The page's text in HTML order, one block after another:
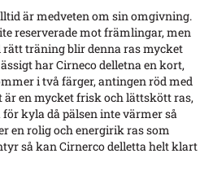
är medveten om sin omgivning.
reserverade mot främlingar, men
träning blir denna ras mycket
har Cirneco delletna en kort,
i två färger, antingen röd med
är en mycket frisk och lättskött ras,
kyla då pälsen inte värmer så
en rolig och energirik ras som
så kan Cirnerco delletta helt klart